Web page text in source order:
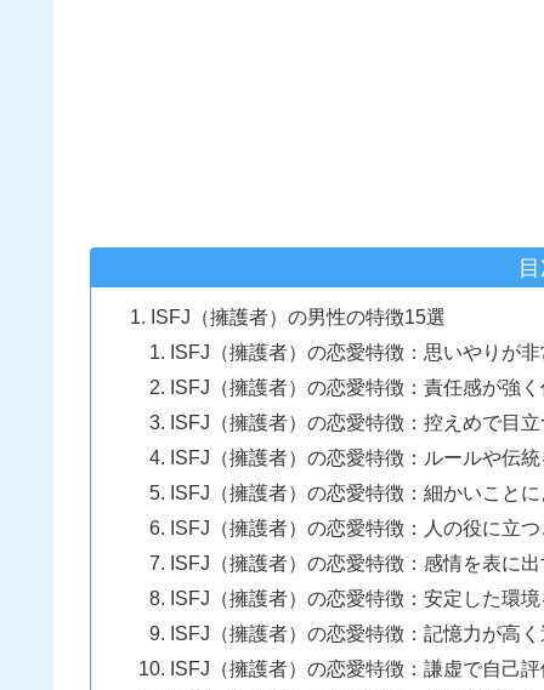
ISFJ（擁護者）の男性の特徴15選
ISFJ（擁護者）の恋愛特徴：思いやりが
ISFJ（擁護者）の恋愛特徴：責任感が強
ISFJ（擁護者）の恋愛特徴：控えめで目
ISFJ（擁護者）の恋愛特徴：ルールや伝
ISFJ（擁護者）の恋愛特徴：細かいこと
ISFJ（擁護者）の恋愛特徴：人の役に立
ISFJ（擁護者）の恋愛特徴：感情を表に
ISFJ（擁護者）の恋愛特徴：安定した環
ISFJ（擁護者）の恋愛特徴：記憶力が高
ISFJ（擁護者）の恋愛特徴：謙虚で自己